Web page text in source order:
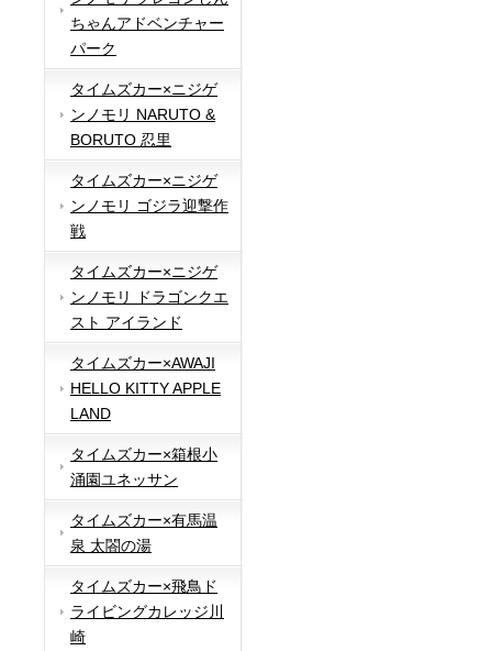
ちゃんアドベンチャー
パーク
タイムズカー×ニジゲ
ンノモリ NARUTO &
BORUTO 忍里
タイムズカー×ニジゲ
ンノモリ ゴジラ迎撃作
戦
タイムズカー×ニジゲ
ンノモリ ドラゴンクエ
スト アイランド
タイムズカー×AWAJI
HELLO KITTY APPLE
LAND
タイムズカー×箱根小
涌園ユネッサン
タイムズカー×有馬温
泉 太閤の湯
タイムズカー×飛鳥ド
ライビングカレッジ川
崎